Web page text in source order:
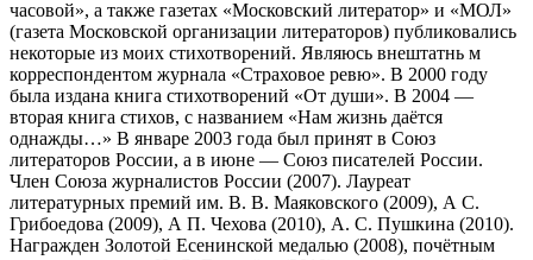
часовой», а также газетах «Московский литератор» и «МОЛ»
(газета Московской организации литераторов) публиковались
некоторые из моих стихотворений. Являюсь внештатнь м
корреспондентом журнала «Страховое ревю». В 2000 году
была издана книга стихотворений «От души». В 2004 —
вторая книга стихов, с названием «Нам жизнь даётся
однажды…» В январе 2003 года был принят в Союз
литераторов России, а в июне — Союз писателей России.
Член Союза журналистов России (2007). Лауреат
литературных премий им. В. В. Маяковского (2009), А С.
Грибоедова (2009), А П. Чехова (2010), А. С. Пушкина (2010).
Награжден Золотой Есенинской медалью (2008), почётным